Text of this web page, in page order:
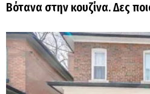
Βότανα στην κουζίνα. Δες